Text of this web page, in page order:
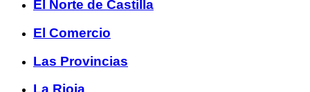
El Norte de Castilla
El Comercio
Las Provincias